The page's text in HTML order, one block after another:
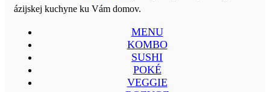
ázijskej kuchyne ku Vám domov.
MENU
KOMBO
SUSHI
POKÉ
VEGGIE